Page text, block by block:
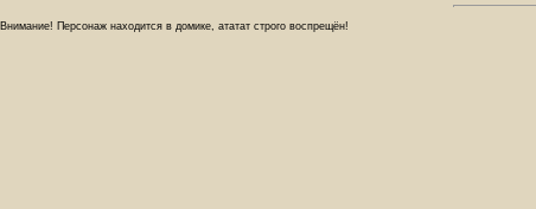
Внимание! Персонаж находится в домике, ататат строго воспрещён!